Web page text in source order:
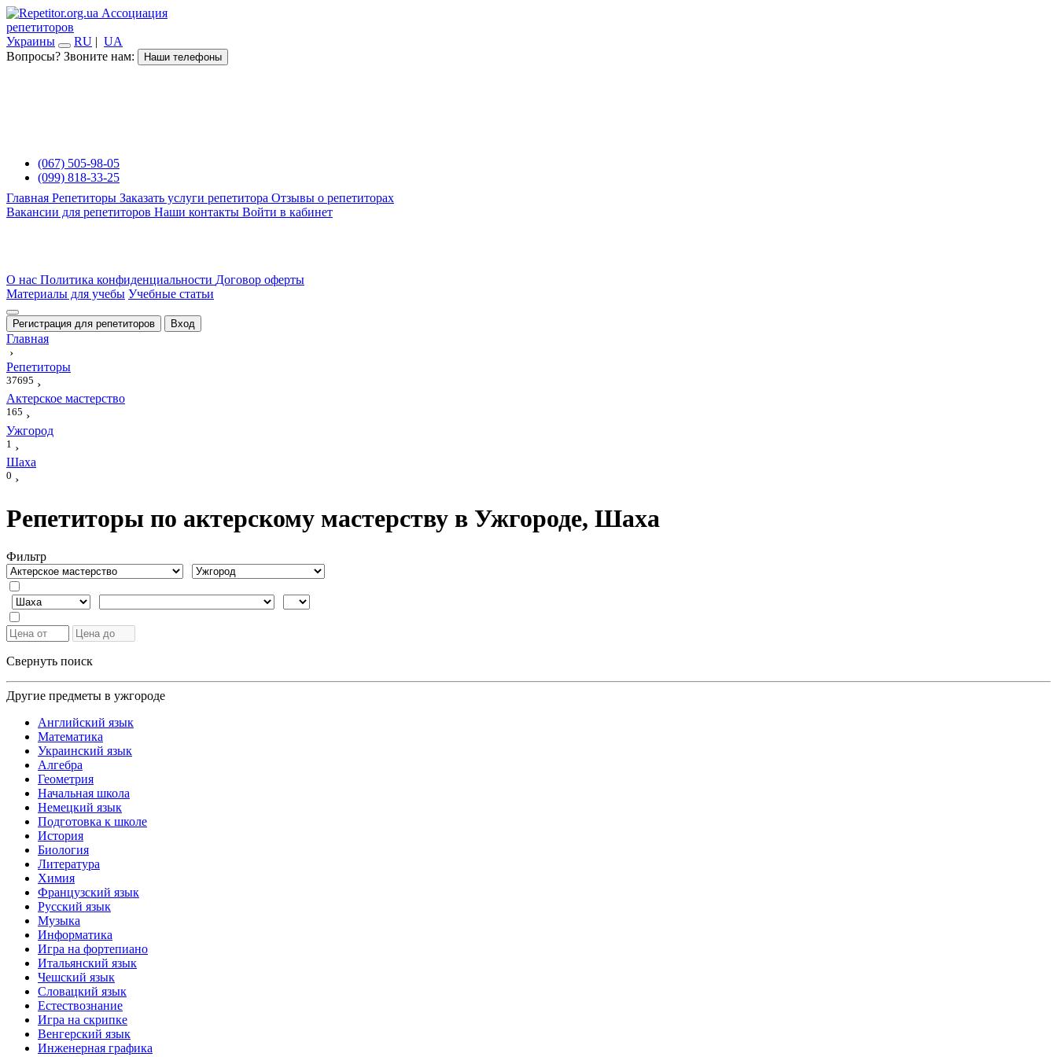
Ассоциация
репетиторов
Украины
RU | UA
Вопросы? Звоните нам:
Наши телефоны
(067) 505-98-05
(099) 818-33-25
Главная Репетиторы Заказать услуги репетитора Отзывы о репетиторах
Вакансии для репетиторов Наши контакты Войти в кабинет
О нас Политика конфиденциальности Договор оферты
Материалы для учебы Учебные статьи
Регистрация для репетиторов Вход
Главная
›
Репетиторы
37695 ›
Актерское мастерство
165 ›
Ужгород
1 ›
Шаха
0 ›
Репетиторы по актерскому мастерству в Ужгороде, Шаха
Фильтр
Свернуть поиск
Другие предметы в ужгороде
Английский язык
Математика
Украинский язык
Алгебра
Геометрия
Начальная школа
Немецкий язык
Подготовка к школе
История
Биология
Литература
Химия
Французский язык
Русский язык
Музыка
Информатика
Игра на фортепиано
Итальянский язык
Чешский язык
Словацкий язык
Естествознание
Игра на скрипке
Венгерский язык
Инженерная графика